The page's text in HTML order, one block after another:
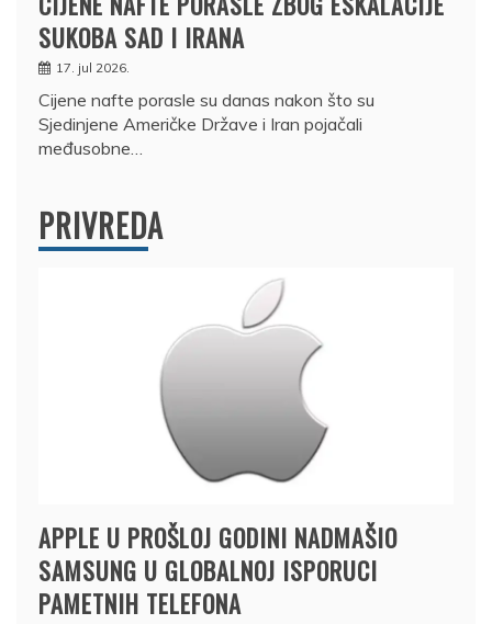
SUKOBA SAD I IRANA
17. jul 2026.
Cijene nafte porasle su danas nakon što su
Sjedinjene Američke Države i Iran pojačali
međusobne…
PRIVREDA
APPLE U PROŠLOJ GODINI NADMAŠIO
SAMSUNG U GLOBALNOJ ISPORUCI
PAMETNIH TELEFONA